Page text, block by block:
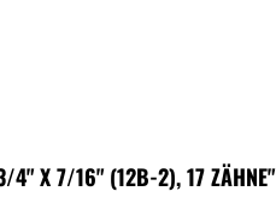
3/4" X 7/16" (12B-2), 17 ZÄHNE"